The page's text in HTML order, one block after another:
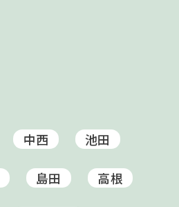
中西 池田
島田 高根